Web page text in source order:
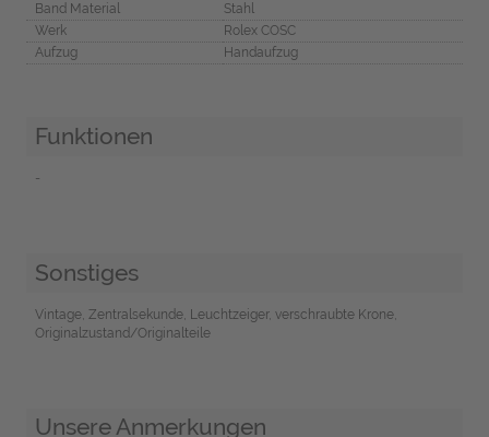
Band Material
Stahl
Werk
Rolex COSC
Aufzug
Handaufzug
Funktionen
-
Sonstiges
Vintage, Zentralsekunde, Leuchtzeiger, verschraubte Krone,
Originalzustand/Originalteile
Unsere Anmerkungen